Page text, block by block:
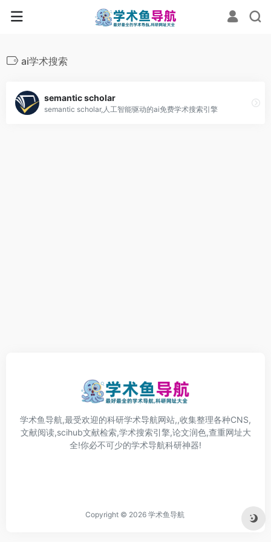
ai学术搜索
semantic scholar
semantic scholar,人工智能驱动的ai免费学术搜索引擎
学术鱼导航,最受欢迎的科研学术导航网站,,收集整理各种CNS,
文献阅读,scihub文献检索,学术搜索引擎,论文润色,查重网址大
全!你必不可少的学术导航科研神器!
Copyright © 2026 学术鱼导航